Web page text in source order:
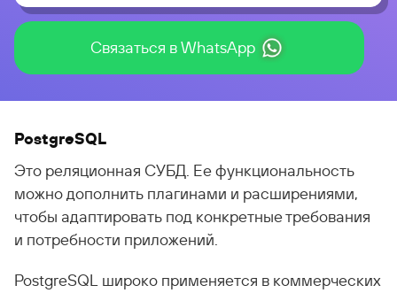
Связаться в WhatsApp
PostgreSQL
Это реляционная СУБД. Ее функциональность
можно дополнить плагинами и расширениями,
чтобы адаптировать под конкретные требования
и потребности приложений.
PostgreSQL широко применяется в коммерческих